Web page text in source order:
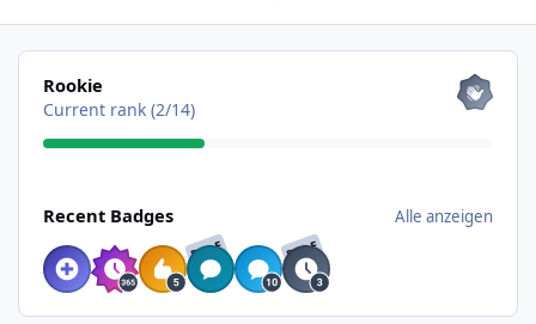
Alle anzeigen
Rookie
Current rank (2/14)
Recent Badges Alle anzeigen
RARE RARE